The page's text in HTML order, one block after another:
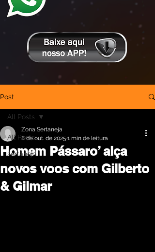
Post
All Posts
sertanejo
All Posts
Homem Pássaro’ alça
novos voos com Gilberto
& Gilmar
Zona Sertaneja
8 de out. de 2025 1 min de leitura